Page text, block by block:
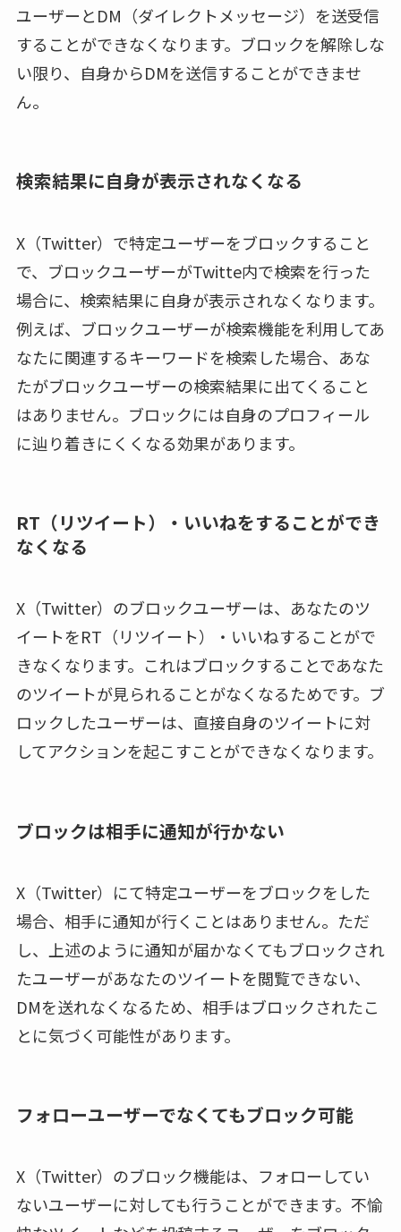
ユーザーとDM（ダイレクトメッセージ）を送受信
することができなくなります。ブロックを解除しな
い限り、自身からDMを送信することができませ
ん。
検索結果に自身が表示されなくなる
X（Twitter）で特定ユーザーをブロックすること
で、ブロックユーザーがTwitte内で検索を行った
場合に、検索結果に自身が表示されなくなります。
例えば、ブロックユーザーが検索機能を利用してあ
なたに関連するキーワードを検索した場合、あな
たがブロックユーザーの検索結果に出てくること
はありません。ブロックには自身のプロフィール
に辿り着きにくくなる効果があります。
RT（リツイート）・いいねをすることができ
なくなる
X（Twitter）のブロックユーザーは、あなたのツ
イートをRT（リツイート）・いいねすることがで
きなくなります。これはブロックすることであなた
のツイートが見られることがなくなるためです。ブ
ロックしたユーザーは、直接自身のツイートに対
してアクションを起こすことができなくなります。
ブロックは相手に通知が行かない
X（Twitter）にて特定ユーザーをブロックをした
場合、相手に通知が行くことはありません。ただ
し、上述のように通知が届かなくてもブロックされ
たユーザーがあなたのツイートを閲覧できない、
DMを送れなくなるため、相手はブロックされたこ
とに気づく可能性があります。
フォローユーザーでなくてもブロック可能
X（Twitter）のブロック機能は、フォローしてい
ないユーザーに対しても行うことができます。不愉